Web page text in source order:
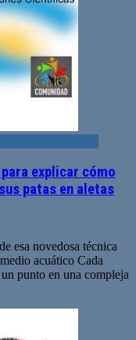
explicar cómo
patas en aletas
esa novedosa técnica
acuático Cada
punto en una compleja